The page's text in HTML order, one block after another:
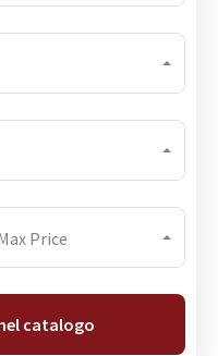
Price
catalogo